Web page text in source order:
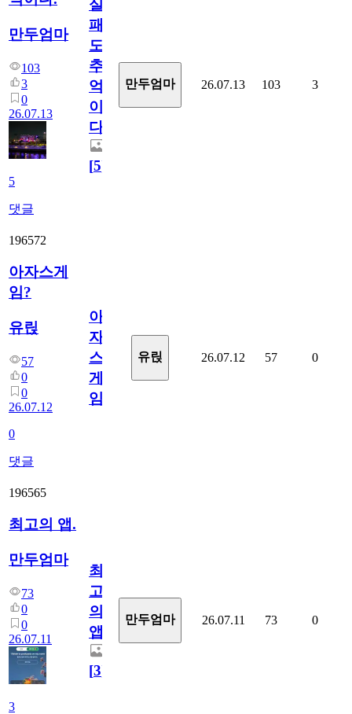
만두엄마
103
3
0
26.07.13
5
댓글
실
패
도
추
억
이
다.
[5]
만두엄마 26.07.13 103 3
196572
아자스게
임?
유릱
57
0
0
26.07.12
0
댓글
아
자
스
게
임?
유릱 26.07.12 57 0
196565
최고의 앱.
만두엄마
73
0
0
26.07.11
3
최
고
의
앱.
[3]
만두엄마 26.07.11 73 0